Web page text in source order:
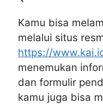
Kamu bisa
melalui situs
https://
menemukan
dan formulir
kamu juga bisa